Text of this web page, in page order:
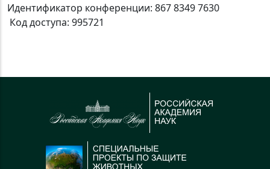
Идентификатор конференции: 867 8349 7630
Код доступа: 995721